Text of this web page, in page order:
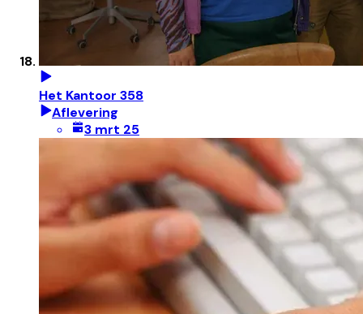
Het Kantoor 358
Aflevering
3 mrt 25